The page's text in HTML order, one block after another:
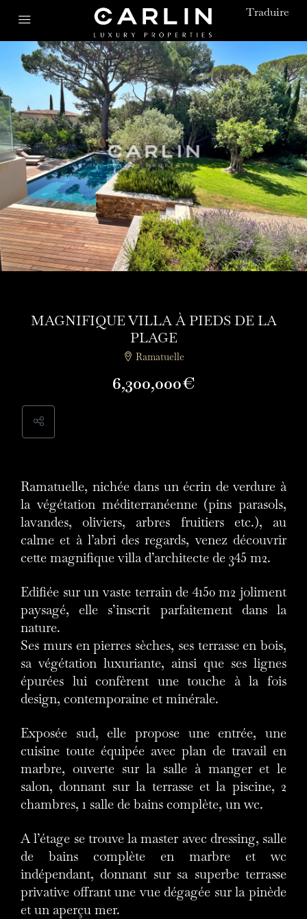
MAGNIFIQUE VILLA À PIEDS DE LA
PLAGE
Ramatuelle
6,300,000€
Ramatuelle, nichée dans un écrin de verdure à
la végétation méditerranéenne (pins parasols,
lavandes, oliviers, arbres fruitiers etc.), au
calme et à l’abri des regards, venez découvrir
cette magnifique villa d’architecte de 345 m2.
Edifiée sur un vaste terrain de 4150 m2 joliment
paysagé, elle s’inscrit parfaitement dans la
nature.
Ses murs en pierres sèches, ses terrasse en bois,
sa végétation luxuriante, ainsi que ses lignes
épurées lui confèrent une touche à la fois
design, contemporaine et minérale.
Exposée sud, elle propose une entrée, une
cuisine toute équipée avec plan de travail en
marbre, ouverte sur la salle à manger et le
salon, donnant sur la terrasse et la piscine, 2
chambres, 1 salle de bains complète, un wc.
A l’étage se trouve la master avec dressing, salle
de bains complète en marbre et wc
indépendant, donnant sur sa superbe terrasse
privative offrant une vue dégagée sur la pinède
et un aperçu mer.
Traduire